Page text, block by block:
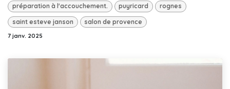
préparation à l'accouchement. puyricard rognes
saint esteve janson salon de provence
7 janv. 2025